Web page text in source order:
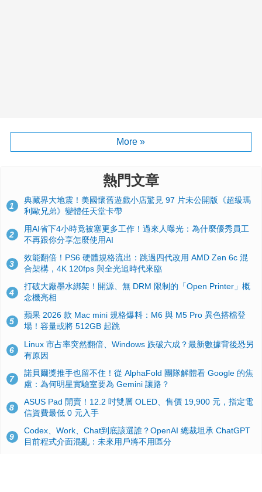
More »
熱門文章
1
典藏界大地震！美國懷舊遊戲小店驚見 97 片未公開版《超級瑪
利歐兄弟》變體任天堂卡帶
2
用AI省下4小時竟被塞更多工作！過來人曝光：為什麼優秀員工
不再跟你分享怎麼使用AI
3
效能翻倍！PS6 硬體規格流出：跳過四代改用 AMD Zen 6c 混
合架構，4K 120fps 與全光追時代來臨
4
打破大廠墨水綁架！開源、無 DRM 限制的「Open Printer」概
念機亮相
5
蘋果 2026 款 Mac mini 規格爆料：M6 與 M5 Pro 異色搭檔登
場！容量或將 512GB 起跳
6
Linux 市占率突然翻倍、Windows 跌破六成？最新數據背後恐另
有原因
7
諾貝爾獎推手也留不住！從 AlphaFold 團隊解體看 Google 的焦
慮：為何明星實驗室要為 Gemini 讓路？
8
ASUS Pad 開賣！12.2 吋雙層 OLED、售價 19,900 元，指定電
信資費最低 0 元入手
9
Codex、Work、Chat到底該選誰？OpenAI 總裁坦承 ChatGPT
目前程式介面混亂：未來用戶將不用區分